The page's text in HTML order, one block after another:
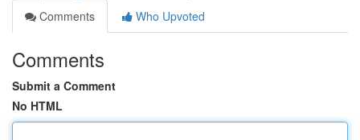
Comments
Who Upvoted
Comments
Submit a Comment
No HTML